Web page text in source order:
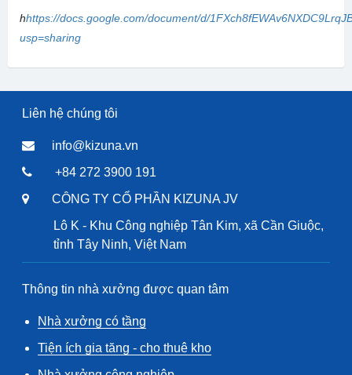
hhttps://docs.google.com/document/d/
usp=sharing
Liên hệ chúng tôi
info@kizuna.vn
+84 272 3900 191
CÔNG TY CỔ PHẦN KIZUNA JV
Lô K - Khu Công nghiệp Tân Kim, xã Cần Giuộc,
tỉnh Tây Ninh, Việt Nam
Thông tin nhà xưởng được quan tâm
Nhà xưởng có tầng
Tiện ích gia tăng - cho thuê kho